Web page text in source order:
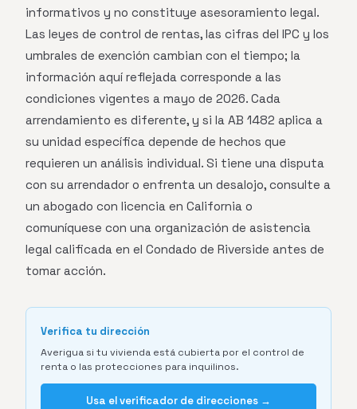
informativos y no constituye asesoramiento legal.
Las leyes de control de rentas, las cifras del IPC y los
umbrales de exención cambian con el tiempo; la
información aquí reflejada corresponde a las
condiciones vigentes a mayo de 2026. Cada
arrendamiento es diferente, y si la AB 1482 aplica a
su unidad específica depende de hechos que
requieren un análisis individual. Si tiene una disputa
con su arrendador o enfrenta un desalojo, consulte a
un abogado con licencia en California o
comuníquese con una organización de asistencia
legal calificada en el Condado de Riverside antes de
tomar acción.
Verifica tu dirección
Averigua si tu vivienda está cubierta por el control de
renta o las protecciones para inquilinos.
Usa el verificador de direcciones →